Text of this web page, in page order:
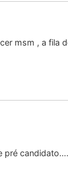
msm , a fila
pré